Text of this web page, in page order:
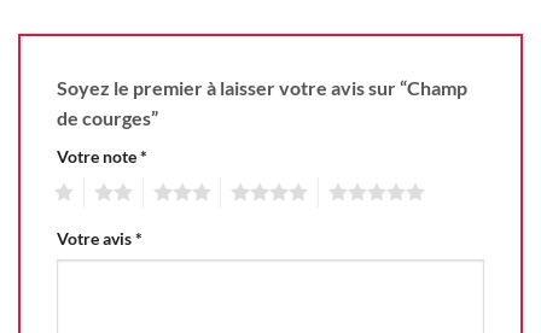
Soyez le premier à laisser votre avis sur “Champ
de courges”
Votre note*
Votre avis*